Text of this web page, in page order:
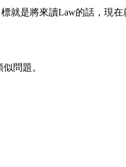
就是將來讀Law的話，現
問題。